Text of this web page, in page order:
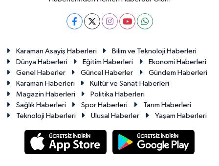
Karaman Asayiş Haberleri
Bilim ve Teknoloji Haberleri
Dünya Haberleri
Eğitim Haberleri
Ekonomi Haberleri
Genel Haberler
Güncel Haberler
Gündem Haberleri
Karaman Haberleri
Kültür ve Sanat Haberleri
Magazin Haberleri
Politika Haberleri
Sağlık Haberleri
Spor Haberleri
Tarım Haberleri
Teknoloji Haberleri
Ulusal Haberler Yaşam Haberleri